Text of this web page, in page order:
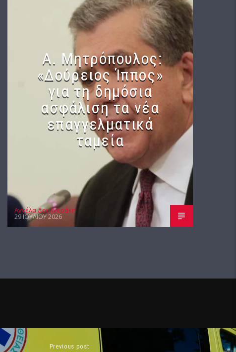
Α. Μητρόπουλος:
«Δούρειος Ίππος»
για τη δημόσια
ασφάλιση τα νέα
επαγγελματικά
ταμεία
Αγγέλα Δουλγεράκη
29 ΙΟΥΛΊΟΥ 2026
Previous post